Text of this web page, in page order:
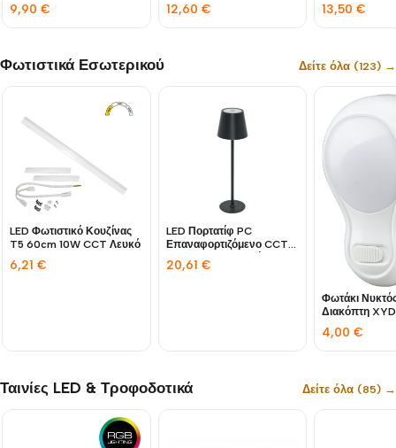
9,90 € 12,60 € 13,50€
Φωτιστικά Εσωτερικού Δείτε όλα (123) →
LED Φωτιστικό Κουζίνας
T5 60cm 10W CCT Λευκό
6,21 €
LED Πορτατίφ PC
Επαναφορτιζόμενο CCT
3W USB 5VDC Μαύρο
20,61 €
Φωτάκι
Διακόπτη
4,00€
Ταινίες LED & Τροφοδοτικά Δείτε όλα (85) →